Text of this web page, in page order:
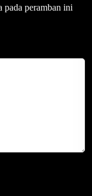
pada peramban ini